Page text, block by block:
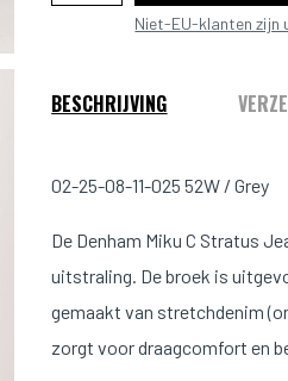
Niet-EU-klanten zijn
BESCHRIJVING
02-25-08-11-025 52W / Grey
De Denham Miku C Stratus
uitstraling. De broek is
gemaakt van stretchdenim
zorgt voor draagcomfort en